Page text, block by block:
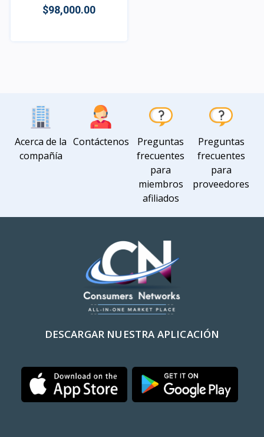
$98,000.00
Acerca de la
compañía
Contáctenos
Preguntas
frecuentes
para
miembros
afiliados
Preguntas
frecuentes
para
proveedores
DESCARGAR NUESTRA APLICACIÓN